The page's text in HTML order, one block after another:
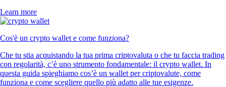
Learn more
Cos'è un crypto wallet e come funziona?
Che tu stia acquistando la tua prima criptovaluta o che tu faccia trading
con regolarità, c’è uno strumento fondamentale: il crypto wallet. In
questa guida spieghiamo cos’è un wallet per criptovalute, come
funziona e come scegliere quello più adatto alle tue esigenze.